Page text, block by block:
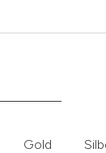
Gold